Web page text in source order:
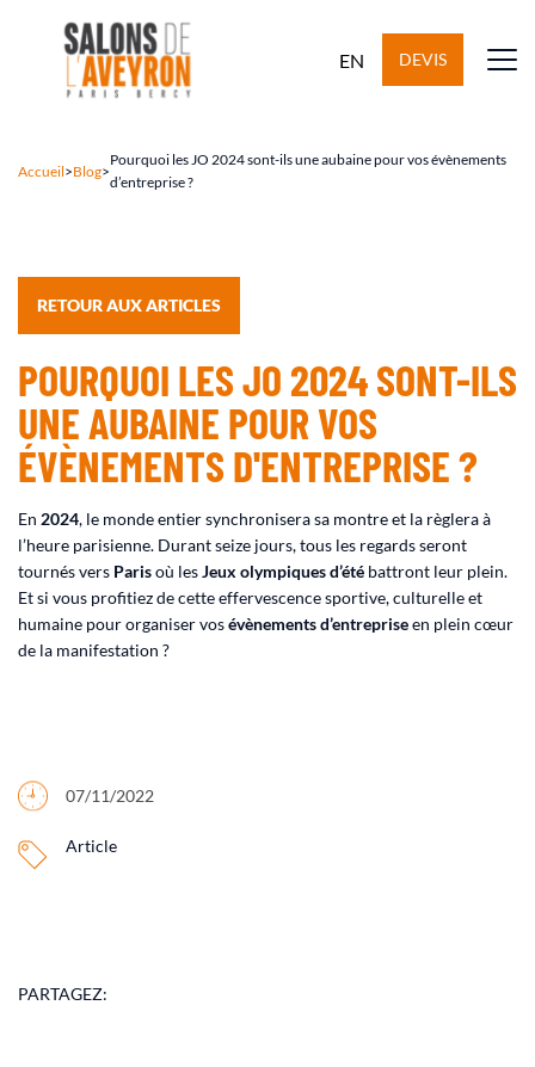
EN DEVIS
Accueil>Blog>
Pourquoi les JO 2024 sont-ils une aubaine pour vos évènements
d’entreprise ?
RETOUR AUX ARTICLES
POURQUOI LES JO 2024 SONT-ILS
UNE AUBAINE POUR VOS
ÉVÈNEMENTS D'ENTREPRISE ?
En 2024, le monde entier synchronisera sa montre et la règlera à
l’heure parisienne. Durant seize jours, tous les regards seront
tournés vers Parisoù lesJeux olympiques d’été battront leur plein.
Et si vous profitiez de cette effervescence sportive, culturelle et
humaine pour organiser vosévènements d’entrepriseen plein cœur
de la manifestation ?
07/11/2022
Article
PARTAGEZ: